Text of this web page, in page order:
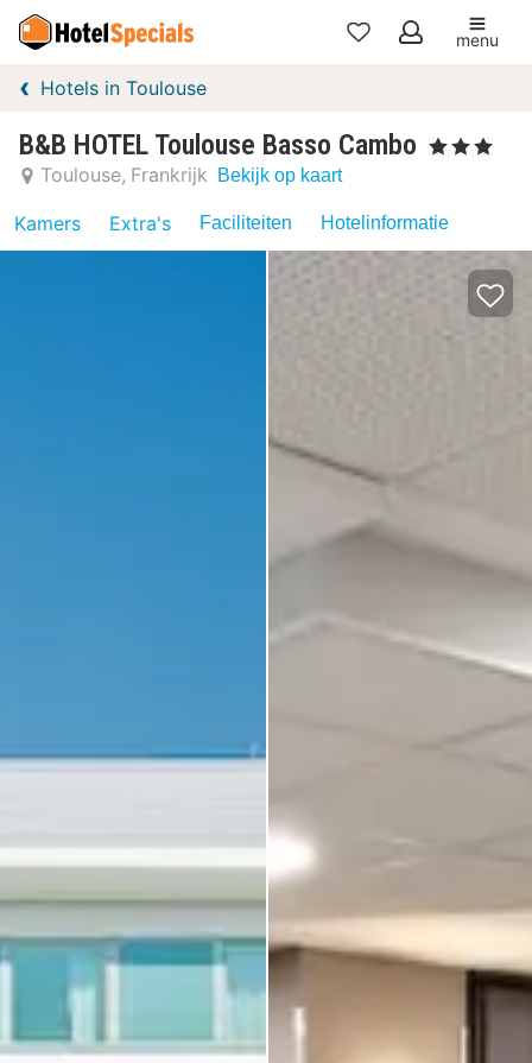
Mijn
menu
Hotels in Toulouse
B&B HOTEL Toulouse Basso Cambo , 3 Sterren
Toulouse Frankrijk Bekijk op kaart
Kamers Extra's Faciliteiten Hotelinformatie